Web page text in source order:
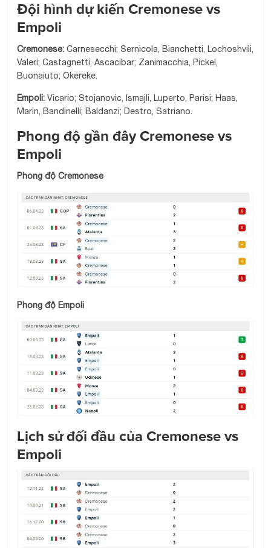
Đội hình dự kiến Cremonese vs
Empoli
Cremonese: Carnesecchi; Sernicola, Bianchetti, Lochoshvili,
Valeri; Castagnetti, Ascacibar; Zanimacchia, Pickel,
Buonaiuto; Okereke.
Empoli: Vicario; Stojanovic, Ismajli, Luperto, Parisi; Haas,
Marin, Bandinelli; Baldanzi; Destro, Satriano.
Phong độ gần đây Cremonese vs
Empoli
Phong độ Cremonese
Phong độ Empoli
Lịch sử đối đầu của Cremonese vs
Empoli